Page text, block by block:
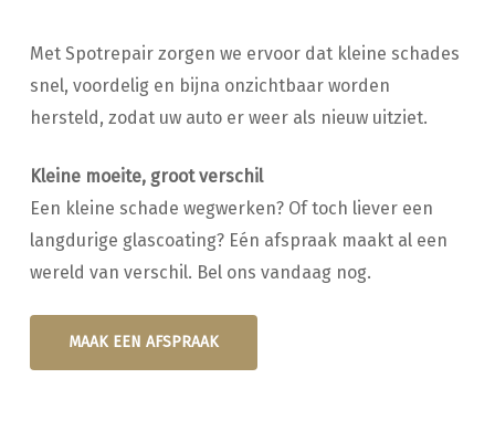
Met Spotrepair zorgen we ervoor dat kleine schades
snel, voordelig en bijna onzichtbaar worden
hersteld, zodat uw auto er weer als nieuw uitziet.
Kleine moeite, groot verschil
Een kleine schade wegwerken? Of toch liever een
langdurige glascoating? Eén afspraak maakt al een
wereld van verschil. Bel ons vandaag nog.
MAAK EEN AFSPRAAK